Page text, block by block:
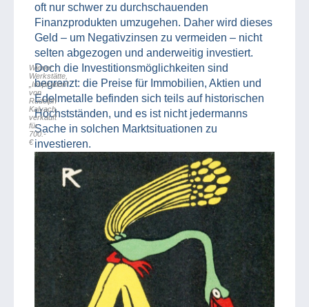
oft nur schwer zu durchschauenden
Finanzprodukten umzugehen. Daher wird dieses
Geld – um Negativzinsen zu vermeiden – nicht
selten abgezogen und anderweitig investiert.
Doch die Investitionsmöglichkeiten sind
begrenzt: die Preise für Immobilien, Aktien und
Edelmetalle befinden sich teils auf historischen
Höchstständen, und es ist nicht jedermanns
Sache in solchen Marktsituationen zu
investieren.
Wiener
Werkstätte,
„Inspiration“
von
Rudolph
Kalvach,
verkauft
für
700.-
€